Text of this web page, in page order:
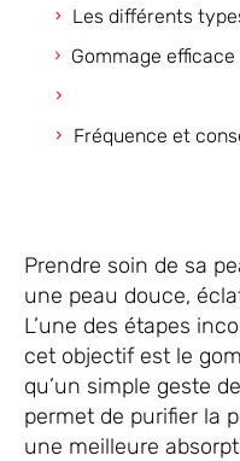
Prendre soin de sa
une peau douce,
L’une des étapes
cet objectif est le
qu’un simple geste
permet de purifier la
une meilleure